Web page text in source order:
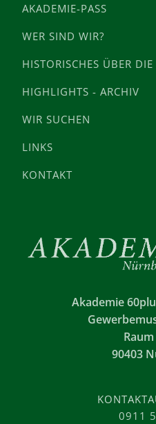
AKADEMIE-PASS
WER SIND WIR?
HISTORISCHES ÜBER
HIGHLIGHTS - ARCHIV
WIR SUCHEN
LINKS
KONTAKT
Akademie
90403
0911